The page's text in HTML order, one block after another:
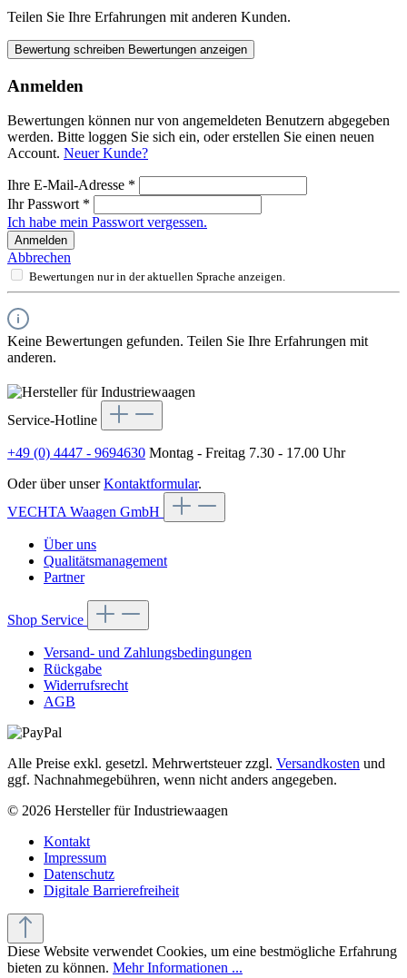
Teilen Sie Ihre Erfahrungen mit anderen Kunden.
Bewertung schreiben Bewertungen anzeigen
Anmelden
Bewertungen können nur von angemeldeten Benutzern abgegeben
werden. Bitte loggen Sie sich ein, oder erstellen Sie einen neuen
Account. Neuer Kunde?
Ihre E-Mail-Adresse *
Ihr Passwort *
Ich habe mein Passwort vergessen.
Anmelden
Abbrechen
Bewertungen nur in der aktuellen Sprache anzeigen.
Keine Bewertungen gefunden. Teilen Sie Ihre Erfahrungen mit
anderen.
Service-Hotline
+49 (0) 4447 - 9694630 Montag - Freitag 7.30 - 17.00 Uhr
Oder über unserKontaktformular.
VECHTA Waagen GmbH
Über uns
Qualitätsmanagement
Partner
Shop Service
Versand- und Zahlungsbedingungen
Rückgabe
Widerrufsrecht
AGB
Alle Preise exkl. gesetzl. Mehrwertsteuer zzgl. Versandkosten und
ggf. Nachnahmegebühren, wenn nicht anders angegeben.
© 2026 Hersteller für Industriewaagen
Kontakt
Impressum
Datenschutz
Digitale Barrierefreiheit
Diese Website verwendet Cookies, um eine bestmögliche Erfahrung
bieten zu können. Mehr Informationen ...